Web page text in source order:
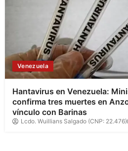
Venezuela
Hantavirus en Venezuela:
confirma tres muertes en
vínculo con Barinas
Lcdo. Wuillians Salgado (CNP: 22.476)